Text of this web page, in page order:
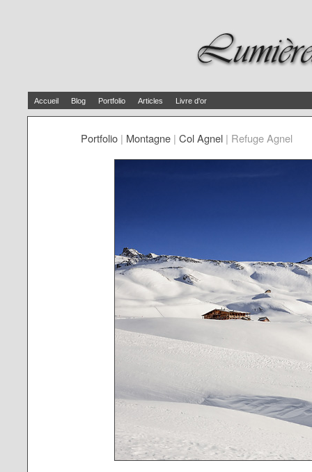
Accueil Blog Portfolio Articles Livre d'or
Portfolio | Montagne | Col Agnel | Refuge Agnel